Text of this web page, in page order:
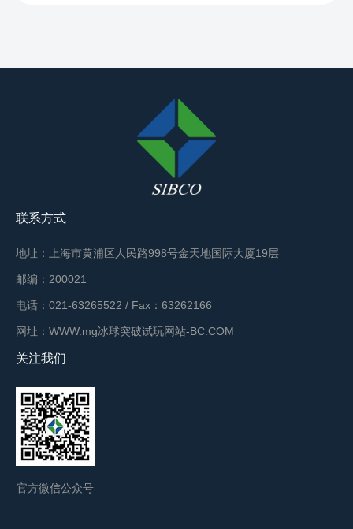
联系方式
地址：上海市黄浦区人民路998号金天地国际大厦19层
邮编：200021
电话：021-63265522 / Fax：63262166
网址：WWW.mg冰球突破试玩网站-BC.COM
关注我们
官方微信公众号